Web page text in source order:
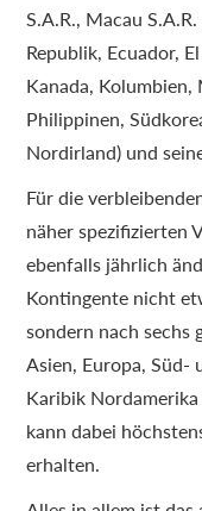
S.A.R., Macau
Republik, Ecuador,
Kanada, Kolumbien,
Philippinen,
Nordirland) und
Für die
näher spezifizierten
ebenfalls jährlich
Kontingente nicht
sondern nach sechs
Asien, Europa, Süd-
Karibik
kann dabei
erhalten.